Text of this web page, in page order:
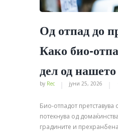
Од отпад до
Како био-
дел од нашето
by Rec јуни 25, 2026
Био-отпадот претставува
потекнува од
градините и